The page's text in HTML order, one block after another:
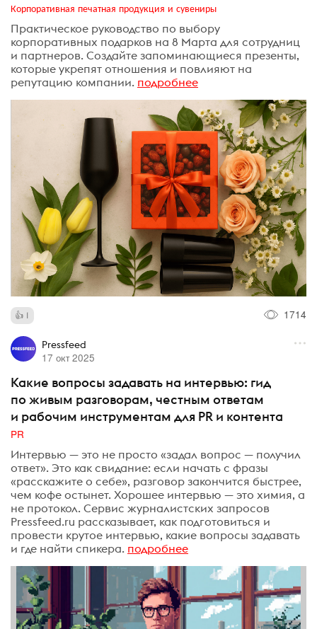
Корпоративная печатная продукция и сувениры
Практическое руководство по выбору
корпоративных подарков на 8 Марта для сотрудниц
и партнеров. Создайте запоминающиеся презенты,
которые укрепят отношения и повлияют на
репутацию компании. подробнее
1 1714
Pressfeed
17 окт 2025
Какие вопросы задавать на интервью: гид
по живым разговорам, честным ответам
и рабочим инструментам для PR и контента
PR
Интервью — это не просто «задал вопрос — получил
ответ». Это как свидание: если начать с фразы
«расскажите о себе», разговор закончится быстрее,
чем кофе остынет. Хорошее интервью — это химия, а
не протокол. Сервис журналистских запросов
Pressfeed.ru рассказывает, как подготовиться и
провести крутое интервью, какие вопросы задавать
и где найти спикера. подробнее